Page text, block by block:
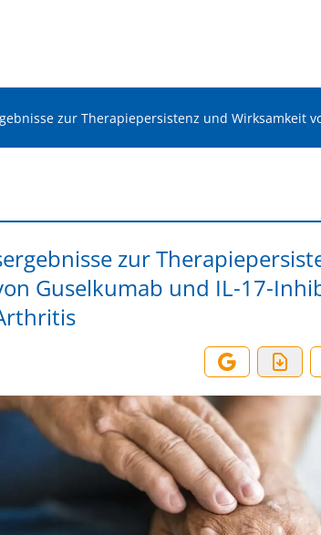
zur Therapiepersistenz und Wirksamkeit
zur
Guselkumab und IL-17-